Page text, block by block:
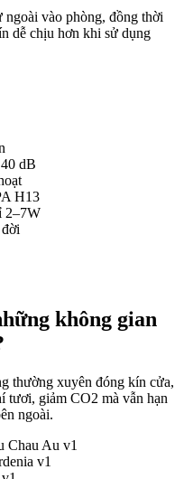
vào phòng, đồng thời
dễ chịu hơn khi sử dụng
dB
H13
2–7W
không gian
thường xuyên đóng kín cửa,
tươi, giảm CO2 mà vẫn hạn
ngoài.